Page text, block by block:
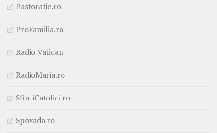
Pastoratie.ro
ProFamilia.ro
Radio Vatican
RadioMaria.ro
SfintiCatolici.ro
Spovada.ro